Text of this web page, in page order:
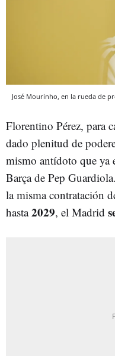
José Mourinho, en la rueda de
Florentino Pérez, para
dado plenitud de
mismo antídoto que ya
Barça de Pep
la misma contratación
hasta2029, el Madrid